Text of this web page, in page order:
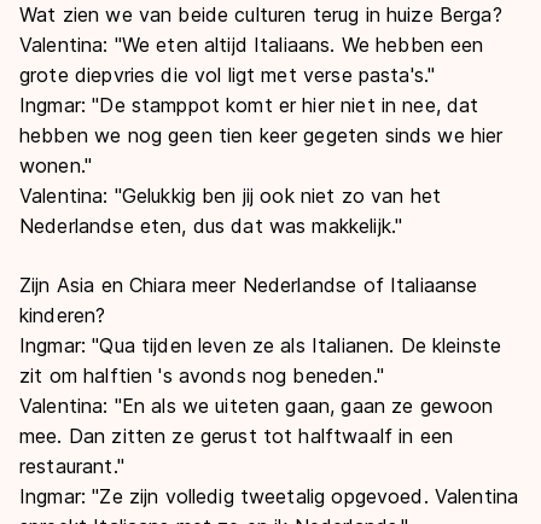
Wat zien we van beide culturen terug in huize Berga?
Valentina: "We eten altijd Italiaans. We hebben een
grote diepvries die vol ligt met verse pasta's."
Ingmar: "De stamppot komt er hier niet in nee, dat
hebben we nog geen tien keer gegeten sinds we hier
wonen."
Valentina: "Gelukkig ben jij ook niet zo van het
Nederlandse eten, dus dat was makkelijk."
Zijn Asia en Chiara meer Nederlandse of Italiaanse
kinderen?
Ingmar: "Qua tijden leven ze als Italianen. De kleinste
zit om halftien 's avonds nog beneden."
Valentina: "En als we uiteten gaan, gaan ze gewoon
mee. Dan zitten ze gerust tot halftwaalf in een
restaurant."
Ingmar: "Ze zijn volledig tweetalig opgevoed. Valentina